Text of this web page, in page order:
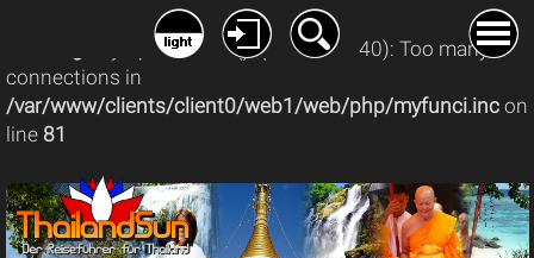
: mysqli_connect(): (08004/1040): Too many
connections in
/var/www/clients/client0/web1/web/php/myfunci.inc on
line 81